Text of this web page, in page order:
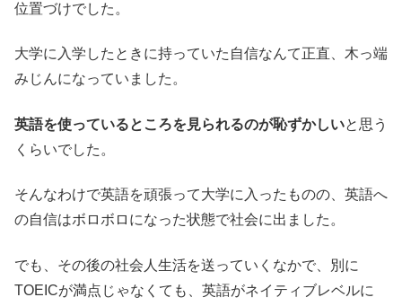
位置づけでした。
大学に入学したときに持っていた自信なんて正直、木っ端
みじんになっていました。
英語を使っているところを見られるのが恥ずかしいと思う
くらいでした。
そんなわけで英語を頑張って大学に入ったものの、英語へ
の自信はボロボロになった状態で社会に出ました。
でも、その後の社会人生活を送っていくなかで、別に
TOEICが満点じゃなくても、英語がネイティブレベルに